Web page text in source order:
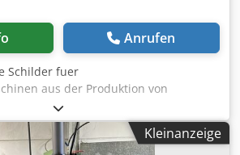
Anrufen
Schilder fuer
aus der Produktion von
der Baureihen FN, FNG, FNGJ und
Ajfx Acyjk
Kleinanzeige